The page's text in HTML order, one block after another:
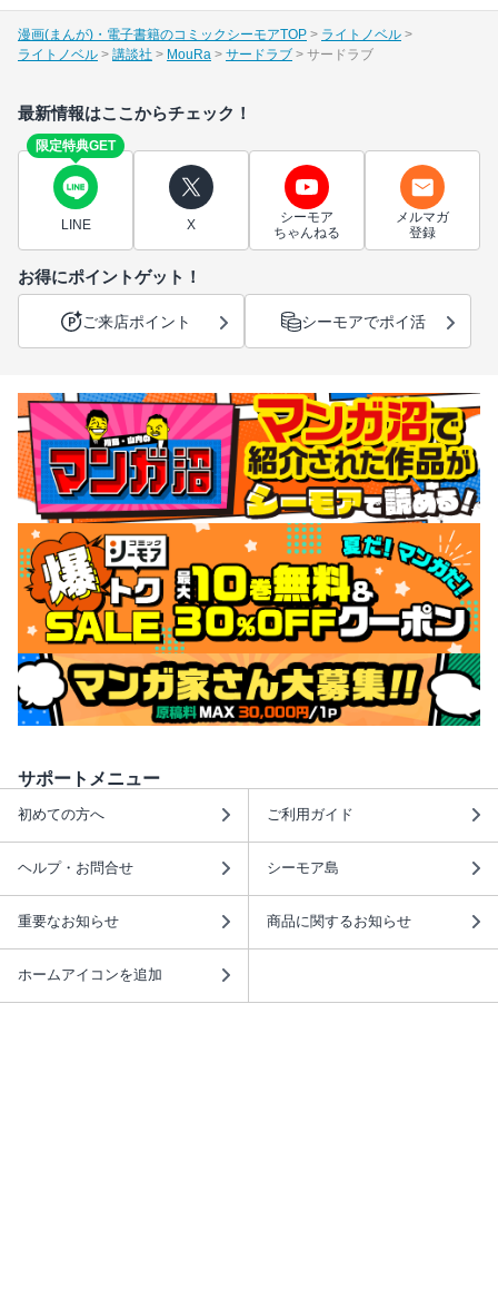
漫画(まんが)・電子書籍のコミックシーモアTOP
ライトノベル
ライトノベル
講談社 MouRa サードラブ サードラブ
最新情報はここからチェック！
限定特典GET
LINE X
シーモア
ちゃんねる
メルマガ
登録
お得にポイントゲット！
ご来店ポイント シーモアでポイ活
サポートメニュー
初めての方へ ご利用ガイド
ヘルプ・お問合せ シーモア島
重要なお知らせ 商品に関するお知らせ
ホームアイコンを追加